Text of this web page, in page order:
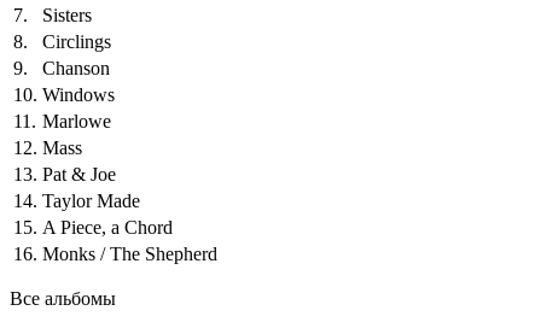
7.
Sisters
8.
Circlings
9.
Chanson
10. Windows
11. Marlowe
12. Mass
13. Pat & Joe
14. Taylor Made
15. A Piece, a Chord
16. Monks / The Shepherd
Все альбомы